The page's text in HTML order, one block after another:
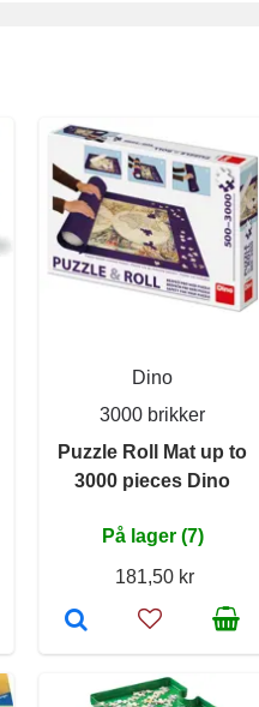
Dino
3000 brikker
Puzzle Roll Mat up to
3000 pieces Dino
På lager (7)
181,50 kr